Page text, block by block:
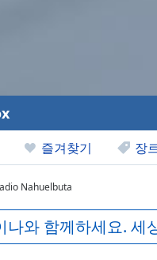
즐겨찾기 장
Nahuelbuta
나와 함께하세요. 세